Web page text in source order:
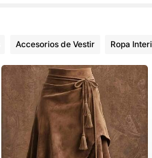
Accesorios de Vestir Ropa